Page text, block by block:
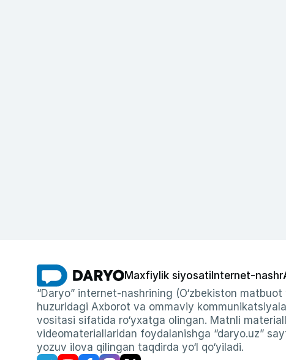
Maxfiylik siyosati Internet-nashr
“Daryo” internet-nashrining (O‘zbekiston
huzuridagi Axborot va ommaviy
vositasi sifatida ro‘yxatga olingan. Matnli
videomateriallaridan foydalanishga “daryo.uz”
yozuv ilova qilingan taqdirda yo‘l qo‘yiladi.